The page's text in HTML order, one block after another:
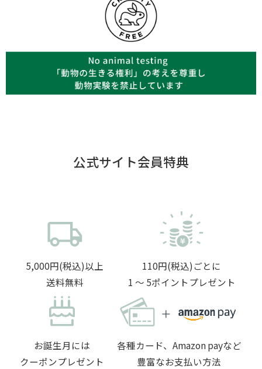
公式サイト会員特典
5,000円(税込)以上
送料無料
110円(税込)ごとに
1 〜 5ポイントプレゼント
お誕生月には
クーポンプレゼント
各種カード、Amazon payなど
豊富なお支払い方法